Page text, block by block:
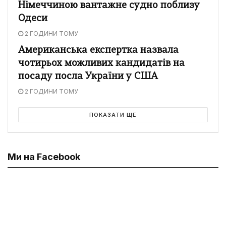
Німеччиною вантажне судно поблизу
Одеси
2 ГОДИНИ ТОМУ
Американська експертка назвала
чотирьох можливих кандидатів на
посаду посла України у США
2 ГОДИНИ ТОМУ
ПОКАЗАТИ ЩЕ
Ми на Facebook